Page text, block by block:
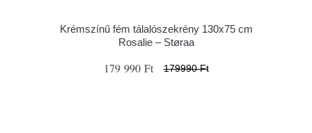
Krémszínű fém tálalószekrény 130x75 cm
Rosalie – Støraa
179 990 Ft 179990 Ft